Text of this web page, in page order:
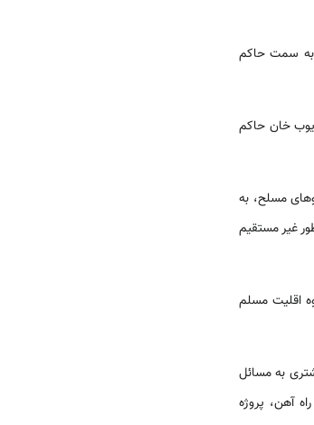
به سمت حاکم
خان حاکم
مسلح، به
غیر مستقیم
اقلیت مسلم
به مسائل
آهن، پروژه